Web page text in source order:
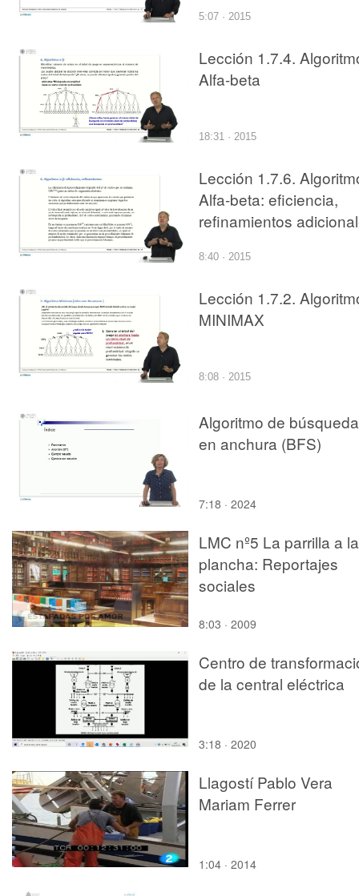
5:07 · 2015
Lección 1.7.4.
Alfa-beta
18:31 · 2015
Lección 1.7.6.
Alfa-beta: eficiencia,
refinamientos
8:40 · 2015
Lección 1.7.2.
MINIMAX
8:08 · 2015
Algoritmo de búsqueda
en anchura (BFS)
7:18 · 2024
LMC nº5 La parrilla a la
plancha: Reportajes
sociales
8:03 · 2009
Centro de
de la central eléctrica
3:18 · 2020
Llagostí Pablo Vera
Mariam Ferrer
1:04 · 2014